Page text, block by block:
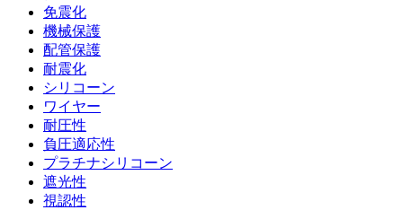
免震化
機械保護
配管保護
耐震化
シリコーン
ワイヤー
耐圧性
負圧適応性
プラチナシリコーン
遮光性
視認性